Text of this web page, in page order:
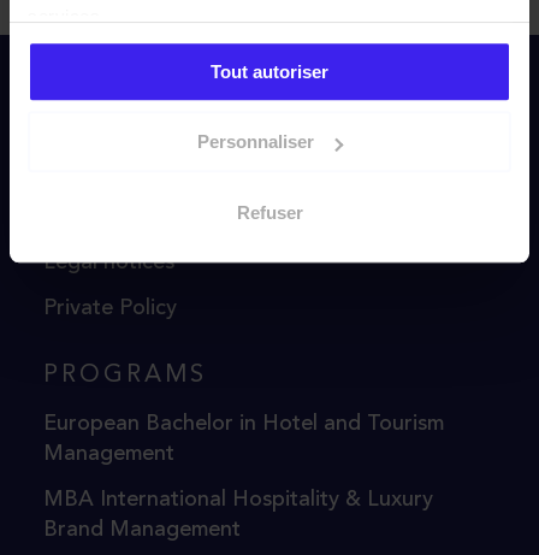
Tout autoriser
Personnaliser
Refuser
General Terms and Conditions of Sale
Legal notices
Private Policy
PROGRAMS
European Bachelor in Hotel and Tourism
Management
MBA International Hospitality & Luxury
Brand Management